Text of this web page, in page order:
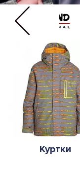
Куртки